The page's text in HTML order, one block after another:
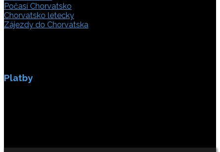
Počasí Chorvatsko
Chorvatsko letecky
Zájezdy do Chorvatska
Platby